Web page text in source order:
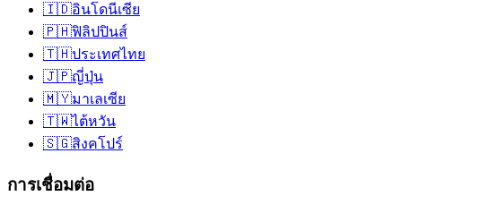
🇮🇩อินโดนีเซีย
🇵🇭ฟิลิปปินส์
🇹🇭ประเทศไทย
🇯🇵ญี่ปุ่น
🇲🇾มาเลเซีย
🇹🇼ไต้หวัน
🇸🇬สิงคโปร์
การเชื่อมต่อ